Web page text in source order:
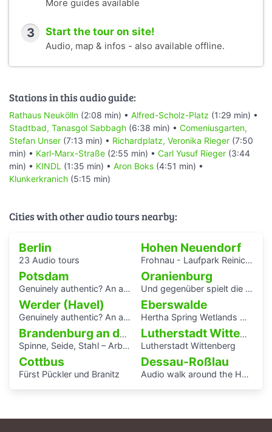
More guides available
3 Start the tour on site!
Audio, map & infos - also available offline.
Stations in this audio guide:
Rathaus Neukölln (2:08 min) • Alfred-Scholz-Platz (1:29 min) •
Stadtbad, Tanasgol Sabbagh (6:38 min) • Comeniusgarten,
Stefan Unser (7:13 min) • Richardplatz, Veronika Rieger (7:50
min) • Karl-Marx-Straße (2:55 min) • Carl Yusuf Rieger (3:44
min) • KINDL (1:35 min) • Aron Boks (4:51 min) •
Klunkerkranich (5:15 min)
Cities with other audio tours nearby:
Berlin
23 Audio tours
Hohen Neuendorf
Frohnau - Laufpark Reinickendorf
Potsdam
Genuinely authentic? An audio walk through the centre of Potsdam
Oranienburg
Und gegenüber spielt die Blaskapelle
Werder (Havel)
Genuinely authentic? An audio walk through the centre of Potsdam
Eberswalde
Hertha Spring Wetlands Hike
Brandenburg an der Havel
Spinne, Seide, Stahl – Arbeit und Kunst in Brandenburg.
Lutherstadt Wittenberg
Lutherstadt Wittenberg
Cottbus
Fürst Pückler und Branitz
Dessau-Roßlau
Audio walk around the Houses with Balcony Access of the Bauhaus settlement